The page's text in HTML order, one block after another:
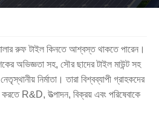
রুফ টাইল কিনতে আশ্বস্ত থাকতে পারেন।
অভিজ্ঞতা সহ, সৌর ছাদের টাইল মাউন্ট সহ
নির্মাতা। তারা বিশ্বব্যাপী গ্রাহকদের
করতে R&D, উত্পাদন, বিক্রয় এবং পরিষেবাকে